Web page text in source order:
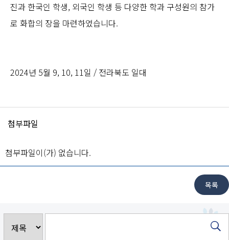
진과 한국인 학생, 외국인 학생 등 다양한 학과 구성원의 참가
로 화합의 장을 마련하였습니다.
2024년 5월 9, 10, 11일 / 전라북도 일대
첨부파일
첨부파일이(가) 없습니다.